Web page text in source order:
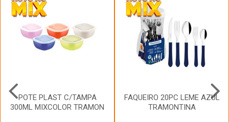
POTE PLAST C/TAMPA
300ML MIXCOLOR TRAMON
FAQUEIRO 20PC LEME AZUL
TRAMONTINA